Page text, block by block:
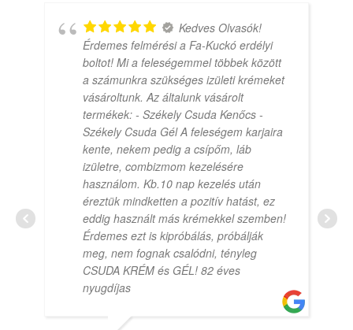
Kedves Olvasók!
Érdemes felmérési a Fa-Kuckó erdélyi
boltot! Mi a feleségemmel többek között
a számunkra szükséges izületi krémeket
vásároltunk. Az általunk vásárolt
termékek: - Székely Csuda Kenőcs -
Székely Csuda Gél A feleségem karjaira
kente, nekem pedig a csípőm, láb
izületre, combizmom kezelésére
használom. Kb.10 nap kezelés után
éreztük mindketten a pozitív hatást, ez
eddig használt más krémekkel szemben!
Érdemes ezt is kipróbálás, próbálják
meg, nem fognak csalódni, tényleg
CSUDA KRÉM és GÉL! 82 éves
nyugdíjas